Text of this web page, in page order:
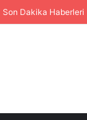
Son Dakika Haberleri